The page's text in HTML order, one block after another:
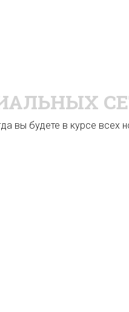
вы будете в курсе всех